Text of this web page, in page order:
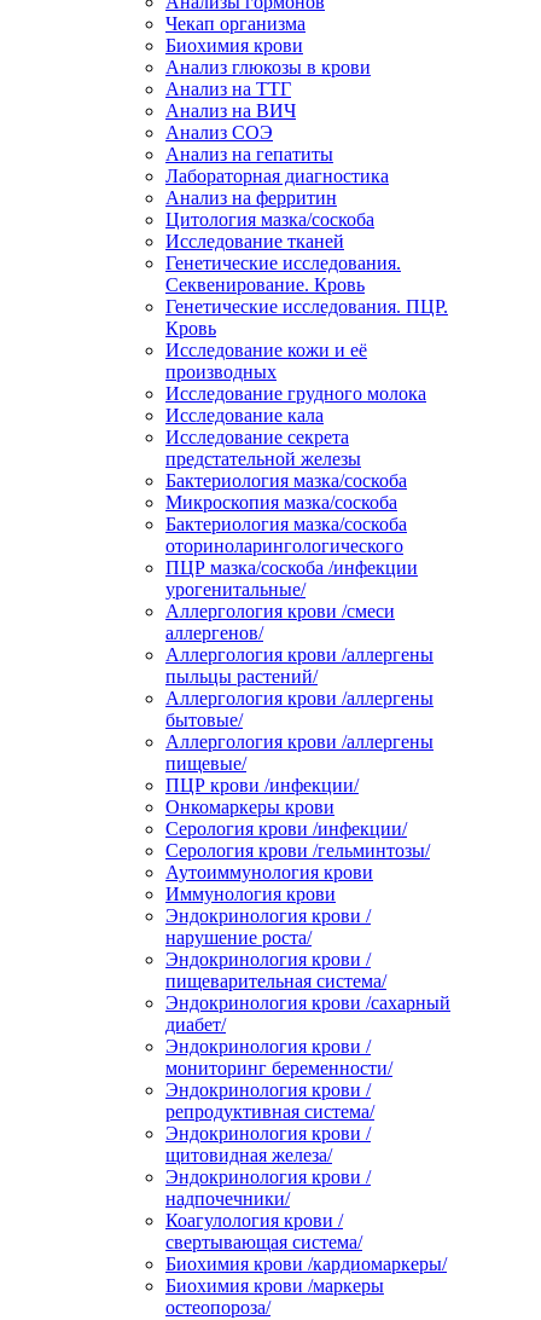
Чекап организма
Биохимия крови
Анализ глюкозы в крови
Анализ на ТТГ
Анализ на ВИЧ
Анализ СОЭ
Анализ на гепатиты
Лабораторная диагностика
Анализ на ферритин
Цитология мазка/соскоба
Исследование тканей
Генетические исследования.
Секвенирование. Кровь
Генетические исследования. ПЦР.
Кровь
Исследование кожи и её
производных
Исследование грудного молока
Исследование кала
Исследование секрета
предстательной железы
Бактериология мазка/соскоба
Микроскопия мазка/соскоба
Бактериология мазка/соскоба
оториноларингологического
ПЦР мазка/соскоба /инфекции
урогенитальные/
Аллергология крови /смеси
аллергенов/
Аллергология крови /аллергены
пыльцы растений/
Аллергология крови /аллергены
бытовые/
Аллергология крови /аллергены
пищевые/
ПЦР крови /инфекции/
Онкомаркеры крови
Серология крови /инфекции/
Серология крови /гельминтозы/
Аутоиммунология крови
Иммунология крови
Эндокринология крови /
нарушение роста/
Эндокринология крови /
пищеварительная система/
Эндокринология крови /сахарный
диабет/
Эндокринология крови /
мониторинг беременности/
Эндокринология крови /
репродуктивная система/
Эндокринология крови /
щитовидная железа/
Эндокринология крови /
надпочечники/
Коагулология крови /
свертывающая система/
Биохимия крови /кардиомаркеры/
Биохимия крови /маркеры
остеопороза/